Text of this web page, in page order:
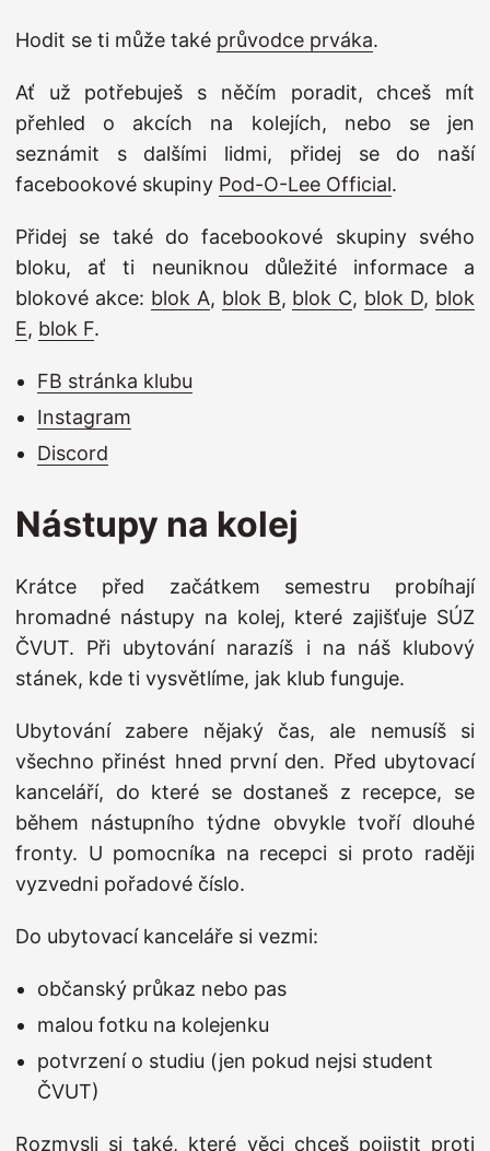
Hodit se ti může také průvodce prváka.
Ať už potřebuješ s něčím poradit, chceš mít
přehled o akcích na kolejích, nebo se jen
seznámit s dalšími lidmi, přidej se do naší
facebookové skupiny Pod-O-Lee Official.
Přidej se také do facebookové skupiny svého
bloku, ať ti neuniknou důležité informace a
blokové akce: blok A, blok B, blok C, blok D, blok
E, blok F.
FB stránka klubu
Instagram
Discord
Nástupy na kolej
Krátce před začátkem semestru probíhají
hromadné nástupy na kolej, které zajišťuje SÚZ
ČVUT. Při ubytování narazíš i na náš klubový
stánek, kde ti vysvětlíme, jak klub funguje.
Ubytování zabere nějaký čas, ale nemusíš si
všechno přinést hned první den. Před ubytovací
kanceláří, do které se dostaneš z recepce, se
během nástupního týdne obvykle tvoří dlouhé
fronty. U pomocníka na recepci si proto raději
vyzvedni pořadové číslo.
Do ubytovací kanceláře si vezmi:
občanský průkaz nebo pas
malou fotku na kolejenku
potvrzení o studiu (jen pokud nejsi student
ČVUT)
Rozmysli si také, které věci chceš pojistit proti